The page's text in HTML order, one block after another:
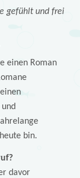
gefühlt und frei
einen Roman
bin.
davor